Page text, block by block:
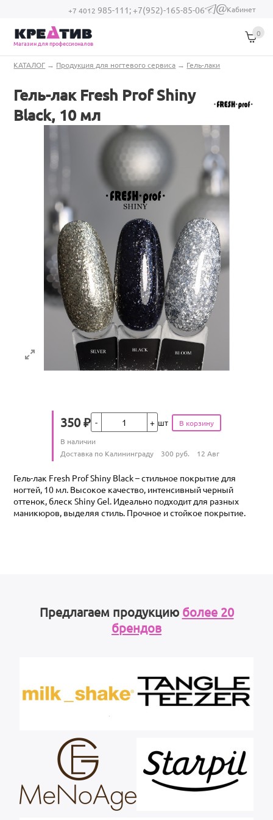
Перейти к основному содержанию
+7 4012 985-111;+7(952)-165-85-06
(link sends e-
Кабинет
Магазин для профессионалов
0
Вы здесь
КАТАЛОГ → Продукция для ногтевого сервиса → Гель-лаки
Гель-лак Fresh Prof Shiny
Black, 10 мл
Цена
350 ₽Кол-во шт
Количество
В наличии
Условия доставки
Доставка по Калининграду 300 руб. 12 Авг
Гель-лак Fresh Prof Shiny Black – стильное покрытие для
ногтей, 10 мл. Высокое качество, интенсивный черный
оттенок, блеск Shiny Gel. Идеально подходит для разных
маникюров, выделяя стиль. Прочное и стойкое покрытие.
Предлагаем продукцию более 20
брендов